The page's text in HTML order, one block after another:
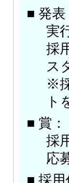
■ 発表
実
採
ス
※
ト
■ 賞：
採
応
■ 採用